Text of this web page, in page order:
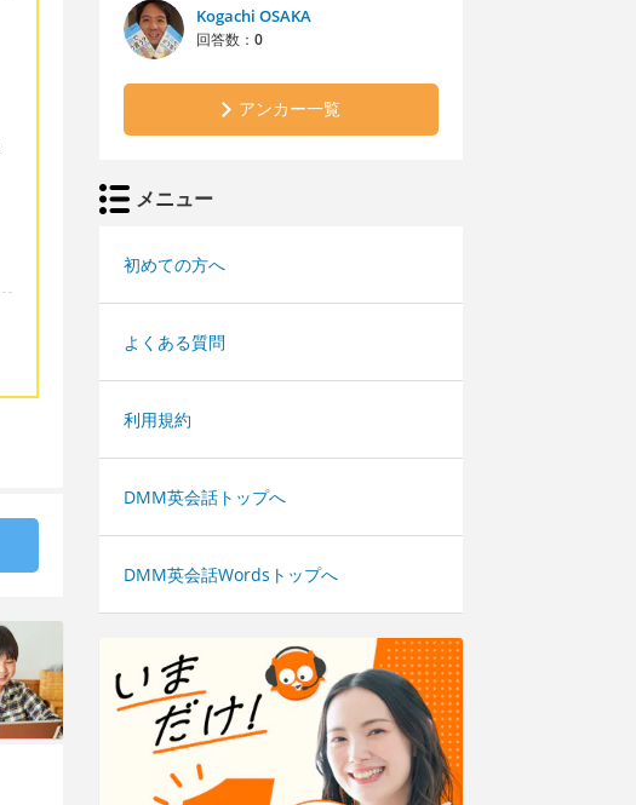
Kogachi OSAKA
回答数： 0
アンカー一覧
メニュー
初めての方へ
よくある質問
利用規約
DMM英会話トップへ
DMM英会話Wordsトップへ